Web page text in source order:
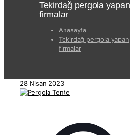
Tekirdağ pergola yapan
firmalar
Anasayfa
Tekirdağ pergola yapan
firmalar
28 Nisan 2023